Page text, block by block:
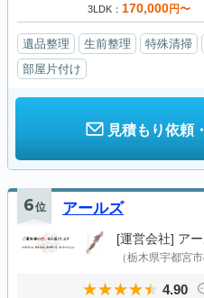
3LDK 170,000円〜
遺品整理 生前整理 特殊清掃
部屋片付け
見積もり依頼
6位 アールズ
[運営会社] ア
（栃木県宇都宮
4.90